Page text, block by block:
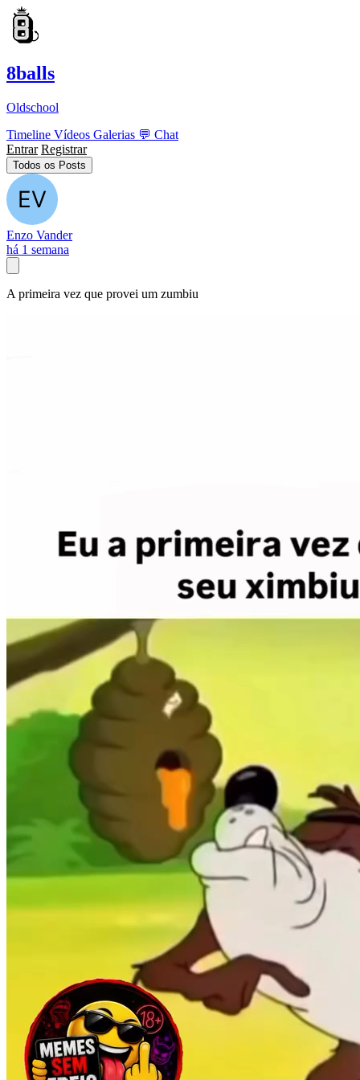
8balls
Oldschool
Timeline Vídeos Galerias 💬 Chat
Entrar Registrar
Todos os Posts
Enzo Vander
há 1 semana
A primeira vez que provei um zumbiu